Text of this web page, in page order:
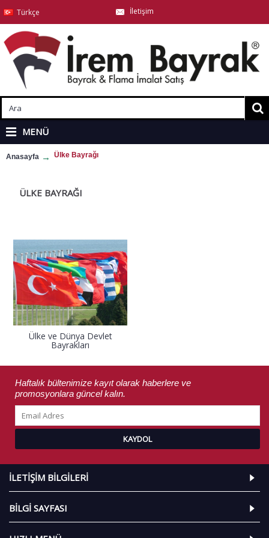
Türkçe İletişim
MENÜ
Anasayfa Ülke Bayrağı
ÜLKE BAYRAĞI
Ülke ve Dünya Devlet
Bayrakları
Haftalık bültenimize kayıt olarak haberlere ve
promosyonlara güncel kalın.
KAYDOL
İLETIŞIM BILGILERI
BILGI SAYFASI